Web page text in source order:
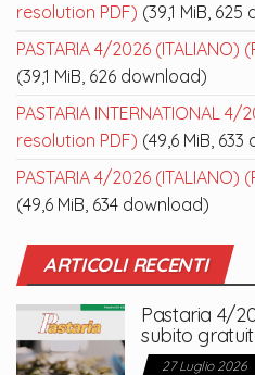
resolution PDF) (39,1 MiB,
PASTARIA 4/2026
(39,1 MiB, 626 download)
PASTARIA INTERNATIONAL 4/
resolution PDF) (49,6 MiB,
PASTARIA 4/2026
(49,6 MiB, 634 download)
ARTICOLI RECENTI
Pastaria 4/
subito
27 Luglio 2026